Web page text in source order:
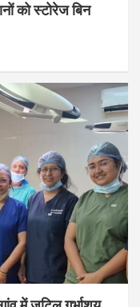
को स्टोरेज बिन